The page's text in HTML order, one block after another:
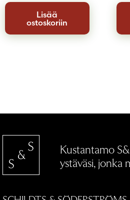
Lisää
ostoskoriin
Kustantamo
ystäväsi, jonka